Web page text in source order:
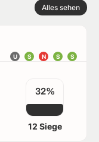
Alles sehen
S
S
N
S
U
32%
12 Siege